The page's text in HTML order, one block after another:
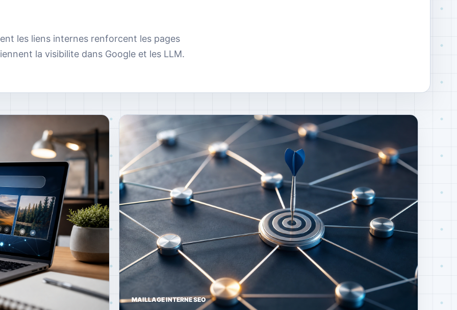
les liens internes renforcent les pages
la visibilite dans Google et les LLM.
MAILLAGE INTERNE SEO